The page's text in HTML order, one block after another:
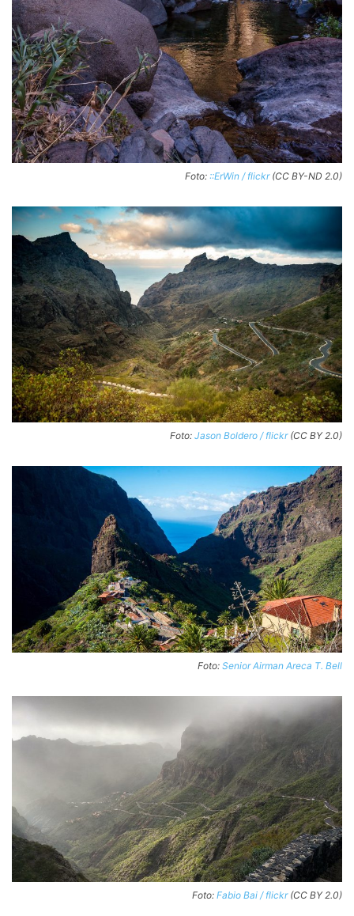
Foto: ::ErWin / flickr(CC BY-ND 2.0)
Foto: Jason Boldero / flickr(CC BY 2.0)
Foto: Senior Airman Areca T. Bell
Foto: Fabio Bai / flickr(CC BY 2.0)